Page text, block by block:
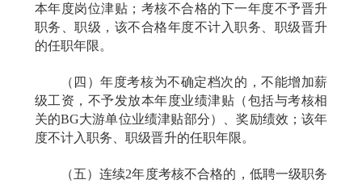
本年度岗位津贴；考核不合格的下一年度不予晋升
职务、职级，该不合格年度不计入职务、职级晋升
的任职年限。
（四）年度考核为不确定档次的，不能增加薪
级工资，不予发放本年度业绩津贴（包括与考核相
关的BG大游单位业绩津贴部分）、奖励绩效；该年
度不计入职务、职级晋升的任职年限。
（五）连续2年度考核不合格的，低聘一级职务